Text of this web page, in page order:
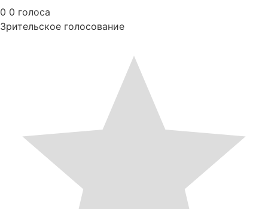
0 0 голоса
Зрительское голосование